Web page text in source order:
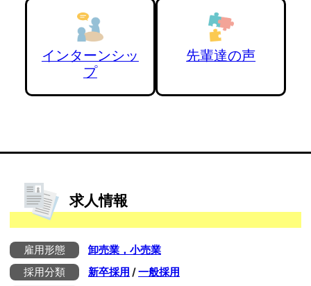
インターンシッ
プ
先輩達の声
求人情報
雇用形態
卸売業，小売業
採用分類
新卒採用 /一般採用